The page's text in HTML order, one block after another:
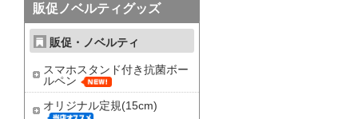
販促ノベルティグッズ
販促・ノベルティ
スマホスタンド付き抗菌ボー
ルペン
オリジナル定規(15cm)